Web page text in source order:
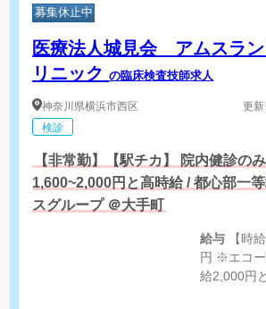
募集休止中
医療法人城見会 アムスラン
リニックの臨床検査技師求人
神奈川県横浜市西区
検診
更
【非常勤】【駅チカ】 院内健診の
1,600~2,000円と高時給 / 都心部一
スグループ ＠大手町
給与
円 ※エコ
給2,000円